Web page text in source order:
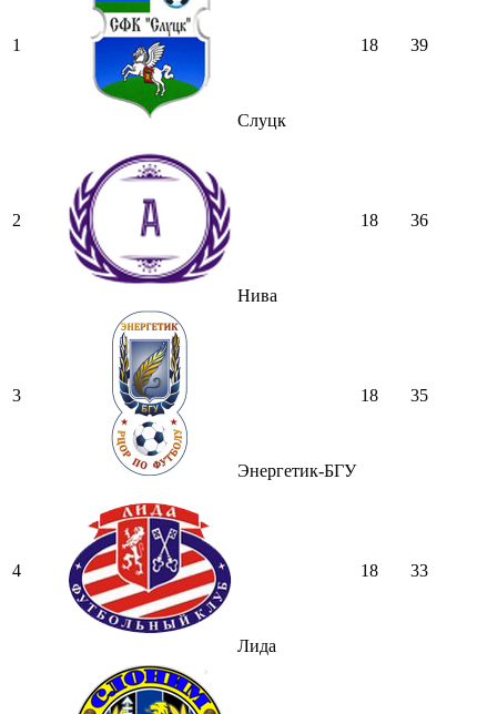
1
Слуцк
18 39
2
Нива
18 36
3
Энергетик-БГУ
18 35
4
Лида
18 33